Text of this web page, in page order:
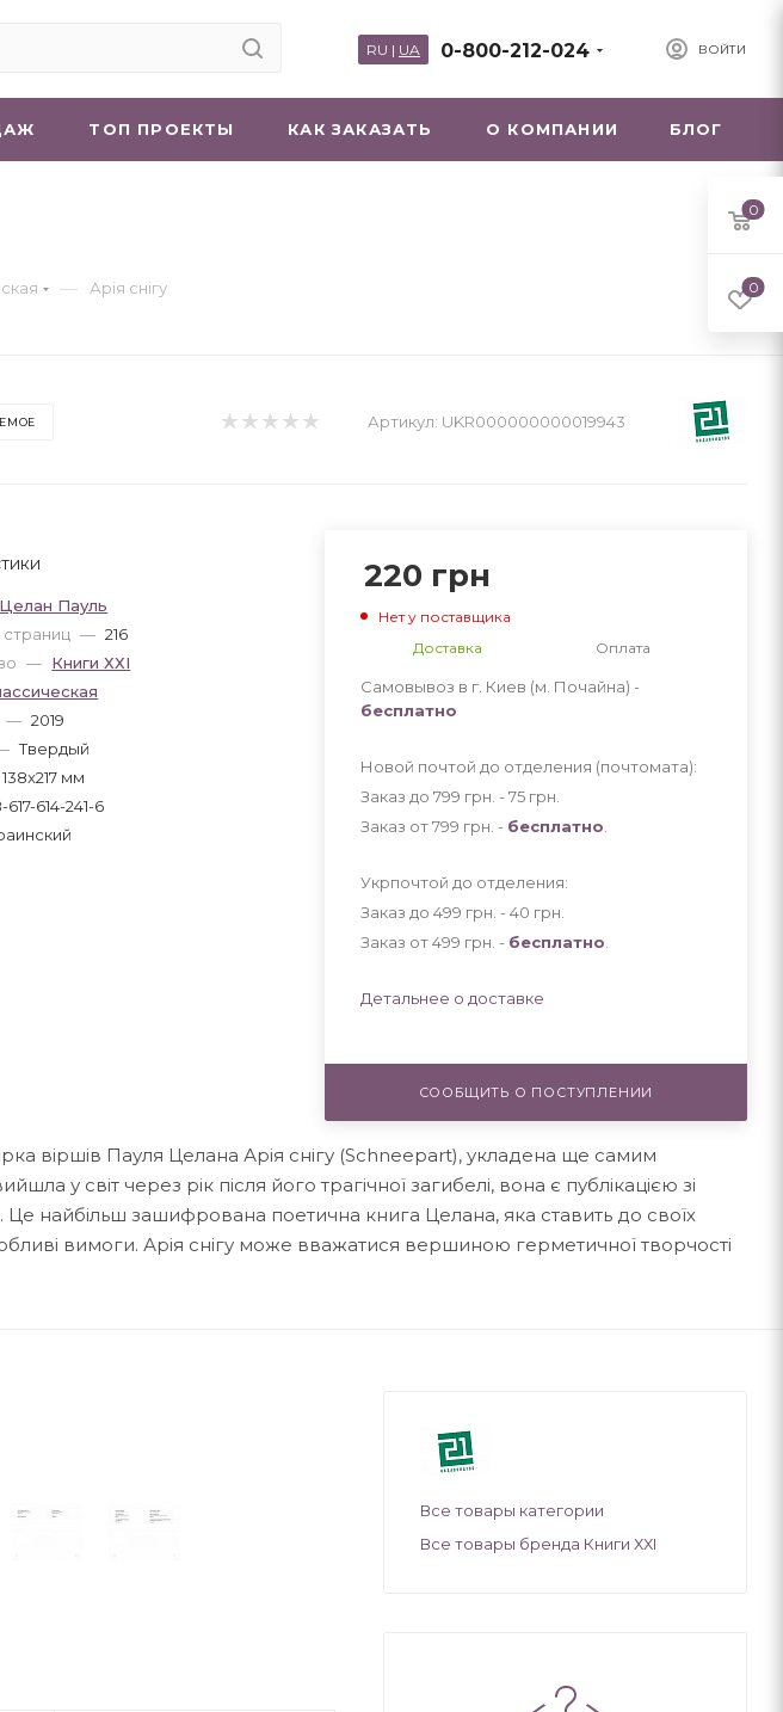
ВОЙТИ
0-800-212-024
RU | UA
ТОП ПРОЕКТЫ КАК ЗАКАЗАТЬ О КОМПАНИИ БЛОГ
— Арія снігу
Артикул: UKR000000000019943
Целан Пауль
— 216
— Книги ХХІ
— 2019
Твердый
138x217 мм
617-614-241-6
220 грн
Нет у поставщика
Доставка
Оплата
Самовывоз в г. Киев (м. Почайна) -
бесплатно
Новой почтой до отделения (почтомата):
Заказ до 799 грн. - 75 грн
Заказ от 799 грн. - бесплатно
Укрпочтой до отделения:
Заказ до 499 грн. - 40 грн
Заказ от 499 грн. - бесплатно
Детальнее о доставке
СООБЩИТЬ О ПОСТУПЛЕНИИ
віршів Пауля Целана Арія снігу (Schneepart), укладена ще самим
у світ через рік після його трагічної загибелі, вона є публікацією зі
найбільш зашифрована поетична книга Целана, яка ставить до своїх
вимоги. Арія снігу може вважатися вершиною герметичної творчості
Все товары категории
Все товары бренда Книги ХХІ
0
0